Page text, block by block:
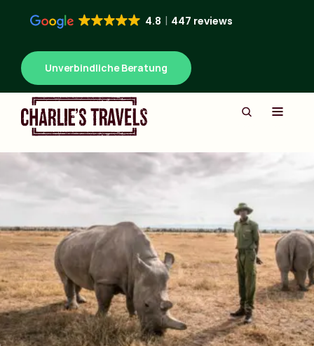
4.8 447 reviews
Unverbindliche Beratung